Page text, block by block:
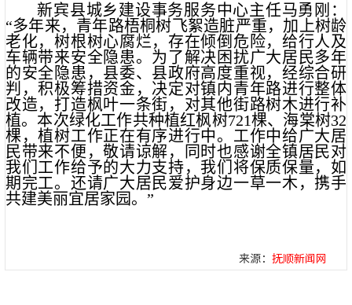
新宾县城乡建设事务服务中心主任马勇刚：
“多年来，青年路梧桐树飞絮造脏严重，加上树龄
老化，树根树心腐烂，存在倾倒危险，给行人及
车辆带来安全隐患。为了解决困扰广大居民多年
的安全隐患，县委、县政府高度重视，经综合研
判，积极筹措资金，决定对镇内青年路进行整体
改造，打造枫叶一条街，对其他街路树木进行补
植。本次绿化工作共种植红枫树721棵、海棠树32
棵，植树工作正在有序进行中。工作中给广大居
民带来不便，敬请谅解，同时也感谢全镇居民对
我们工作给予的大力支持，我们将保质保量，如
期完工。还请广大居民爱护身边一草一木，携手
共建美丽宜居家园。”
来源： 抚顺新闻网